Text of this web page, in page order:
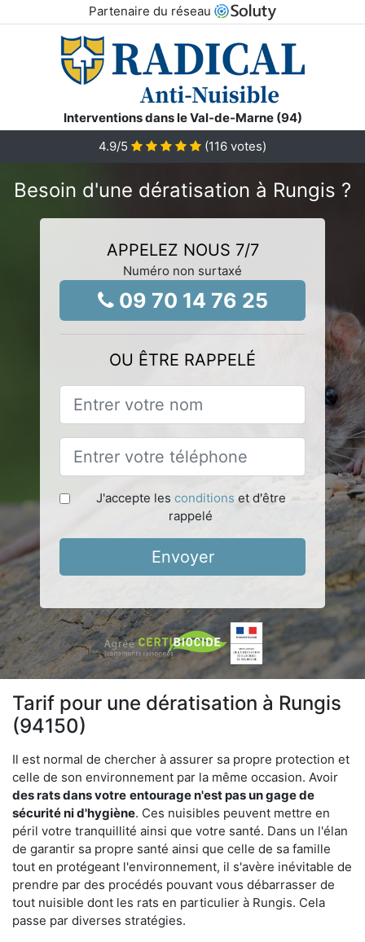
Partenaire du réseau
Interventions dans le Val-de-Marne (94)
4.9/5 (116 votes)
Besoin d'une dératisation à Rungis ?
APPELEZ NOUS 7/7
Numéro non surtaxé
09 70 14 76 25
OU ÊTRE RAPPELÉ
J'accepte les conditions et d'être
rappelé
Envoyer
Tarif pour une dératisation à Rungis
(94150)
Il est normal de chercher à assurer sa propre protection et
celle de son environnement par la même occasion. Avoir
des rats dans votre entourage n'est pas un gage de
sécurité ni d'hygiène. Ces nuisibles peuvent mettre en
péril votre tranquillité ainsi que votre santé. Dans un l'élan
de garantir sa propre santé ainsi que celle de sa famille
tout en protégeant l'environnement, il s'avère inévitable de
prendre par des procédés pouvant vous débarrasser de
tout nuisible dont les rats en particulier à Rungis. Cela
passe par diverses stratégies.